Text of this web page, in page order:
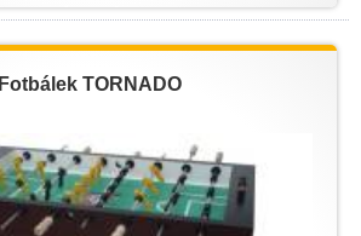
Fotbálek TORNADO